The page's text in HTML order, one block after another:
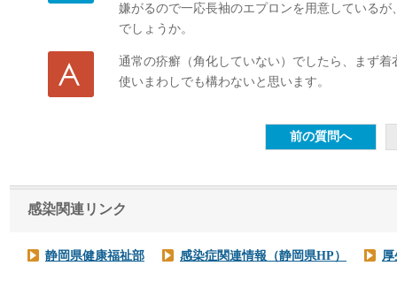
嫌がるので一応長袖のエプロンを用意している
でしょうか。
通常の疥癬（角化していない）でしたら、まず
使いまわしでも構わないと思います。
感染関連リンク
静岡県健康福祉部 感染症関連情報（静岡県HP）